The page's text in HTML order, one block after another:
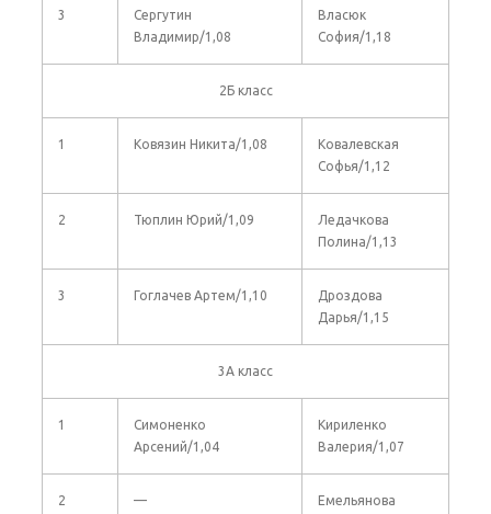
3
Сергутин
Владимир/1,08
Власюк
София/1,18
2Б класс
1 Ковязин Никита/1,08
Ковалевская
Софья/1,12
2 Тюплин Юрий/1,09
Ледачкова
Полина/1,13
3 Гоглачев Артем/1,10
Дроздова
Дарья/1,15
3А класс
1
Симоненко
Арсений/1,04
Кириленко
Валерия/1,07
2 —
Емельянова